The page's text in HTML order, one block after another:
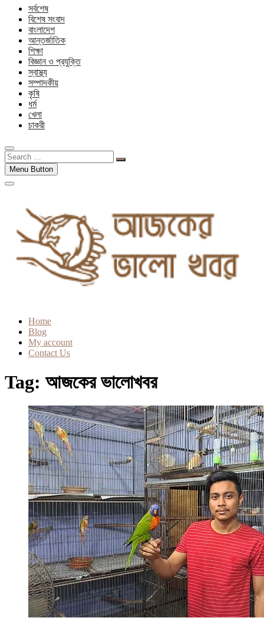
সর্বশেষ
বিশেষ সংবাদ
বাংলাদেশ
আন্তর্জাতিক
শিক্ষা
বিজ্ঞান ও প্রযুক্তি
স্বাস্থ্য
সম্পাদকীয়
কৃষি
ধর্ম
খেলা
চাকরী
Search
…Menu Button
Home
Blog
My account
Contact Us
Tag: আজকের ভালোখবর